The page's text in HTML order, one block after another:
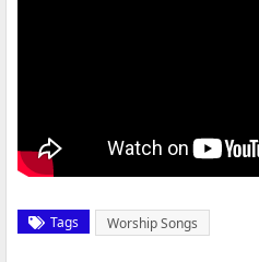
Tags Worship Songs